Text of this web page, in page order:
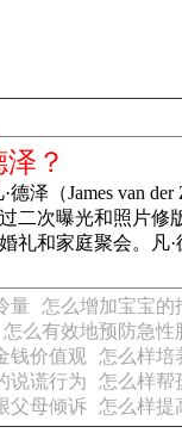
？
德泽（James van
二次曝光和照片修
礼和家庭聚会。凡
量 怎么增加宝宝的
怎么有效地预防急性
钱价值观
怎么样培
说谎行为
怎么样帮
父母倾诉 怎么样提